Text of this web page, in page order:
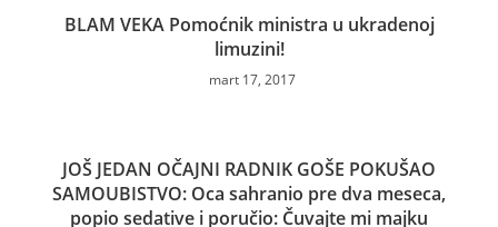
BLAM VEKA Pomoćnik ministra u ukradenoj
limuzini!
mart 17, 2017
JOŠ JEDAN OČAJNI RADNIK GOŠE POKUŠAO
SAMOUBISTVO: Oca sahranio pre dva meseca,
popio sedative i poručio: Čuvajte mi majku